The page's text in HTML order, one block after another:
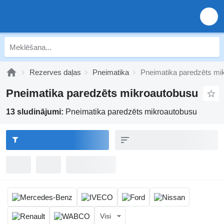
Rezerves daļas Pneimatika Pneimatika paredzēts
Pneimatika paredzēts mikroautobusu
13 sludinājumi: Pneimatika paredzēts mikroautobusu
Visi